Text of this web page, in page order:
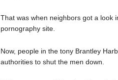
That was when neighbors got a look
pornography site.
Now, people in the tony Brantley
authorities to shut the men down.